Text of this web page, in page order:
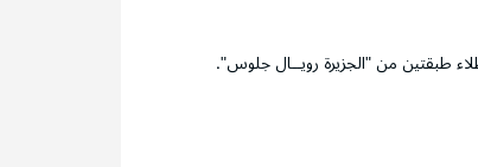
طبقتين من "الجزيرة رويــال جلوس".